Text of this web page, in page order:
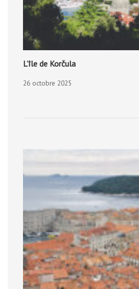
L’île de Korčula
26 octobre 2025